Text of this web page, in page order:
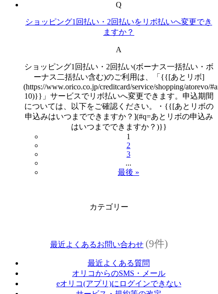
Q
ショッピング1回払い・2回払いをリボ払いへ変更でき
ますか？
A
ショッピング1回払い・2回払い(ボーナス一括払い・ボ
ーナス二括払い含む)のご利用は、「{{[あとリボ]
(https://www.orico.co.jp/creditcard/service/shopping/atorevo/
10)}}」サービスでリボ払いへ変更できます。申込期間
については、以下をご確認ください。・{{[あとリボの
申込みはいつまでできますか？](#q=あとリボの申込み
はいつまでできますか？)}}
1
2
3
...
最後 »
カテゴリー
最近よくあるお問い合わせ (9件)
最近よくある質問
オリコからのSMS・メール
eオリコ(アプリ)にログインできない